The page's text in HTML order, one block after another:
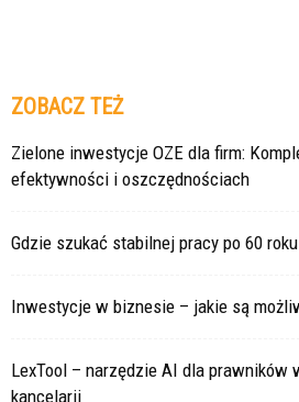
ZOBACZ TEŻ
Zielone inwestycje OZE dla firm:
efektywności i oszczędnościach
Gdzie szukać stabilnej pracy po 60
Inwestycje w biznesie – jakie są
LexTool – narzędzie AI dla prawników
kancelarii